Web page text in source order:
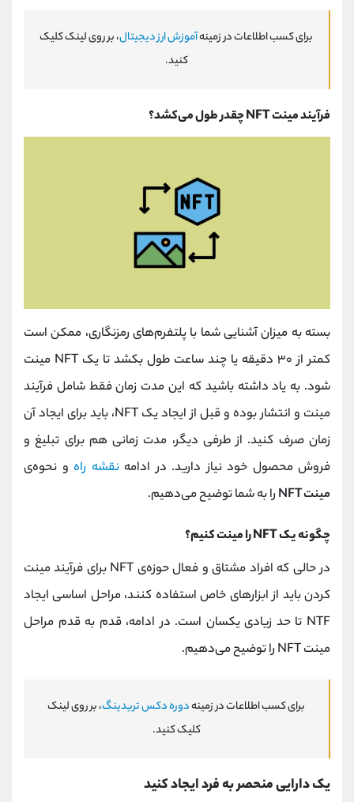
برای کسب اطلاعات در زمینهآموزش ارز دیجیتال، بر روی لینک کلیک
کنید.
فرآیند مینت NFT چقدر طول می‌کشد؟
بسته به میزان آشنایی شما با پلتفرم‌های رمزنگاری، ممکن است
کمتر از ۳۰ دقیقه یا چند ساعت طول بکشد تا یک NFT مینت
شود. به یاد داشته باشید که این مدت زمان فقط شامل فرآیند
مینت و انتشار بوده و قبل از ایجاد یک NFT، باید برای ایجاد آن
زمان صرف کنید. از طرفی دیگر، مدت زمانی هم برای تبلیغ و
فروش محصول خود نیاز دارید. در ادامهنقشه راه و نحوه‌ی
مینت NFT
را به شما توضیح می‌دهیم.
چگونه یک NFT را مینت کنیم؟
در حالی که افراد مشتاق و فعال حوزه‌ی NFT برای فرآیند مینت
کردن باید از ابزارهای خاص استفاده کنند، مراحل اساسی ایجاد
NTF تا حد زیادی یکسان است. در ادامه، قدم به قدم مراحل
مینت NFT را توضیح می‌دهیم.
برای کسب اطلاعات در زمینهدوره دکس تریدینگ، بر روی لینک
کلیک کنید.
یک دارایی منحصر به فرد ایجاد کنید